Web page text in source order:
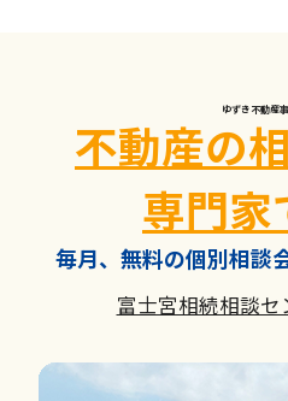
ゆずき不動産
不動産の
専門家
毎月、無料の個別相談
富士宮相続相談セ